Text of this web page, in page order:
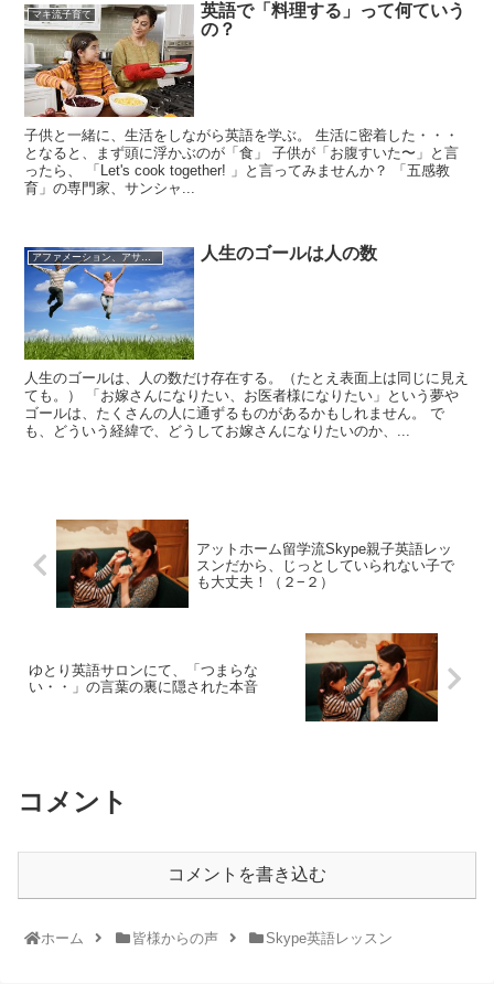
マキ流子育て
英語で「料理する」って何ていう
の？
子供と一緒に、生活をしながら英語を学ぶ。 生活に密着した・・・
となると、まず頭に浮かぶのが「食」 子供が「お腹すいた〜」と言
ったら、 「Let's cook together! 」と言ってみませんか？ 「五感教
育」の専門家、サンシャ...
アファメーション、アサーティブネス、格言等 人生のゴールは人の数
人生のゴールは、人の数だけ存在する。（たとえ表面上は同じに見え
ても。） 「お嫁さんになりたい、お医者様になりたい」という夢や
ゴールは、たくさんの人に通ずるものがあるかもしれません。 で
も、どういう経緯で、どうしてお嫁さんになりたいのか、...
アットホーム留学流Skype親子英語レッ
スンだから、じっとしていられない子で
も大丈夫！（２−２）
ゆとり英語サロンにて、「つまらな
い・・」の言葉の裏に隠された本音
コメント
コメントを書き込む
ホーム 皆様からの声 Skype英語レッスン